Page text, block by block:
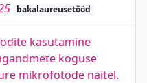
bakalaureusetööd
kasutamine
koguse
mikrofotode näitel.